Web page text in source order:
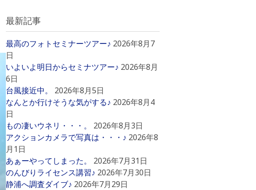
最新記事
最高のフォトセミナーツアー♪ 2026年8月7
日
いよいよ明日からセミナツアー♪ 2026年8月
6日
台風接近中。
2026年8月5日
なんとか行けそうな気がする♪ 2026年8月4
日
もの凄いウネリ・・・。
2026年8月3日
アクションカメラで写真は・・・♪ 2026年8
月1日
あぁーやってしまった。
2026年7月31日
のんびりライセンス講習♪ 2026年7月30日
静浦へ調査ダイブ♪ 2026年7月29日